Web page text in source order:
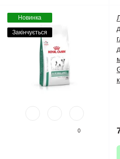
Новинка
Закінчується
0